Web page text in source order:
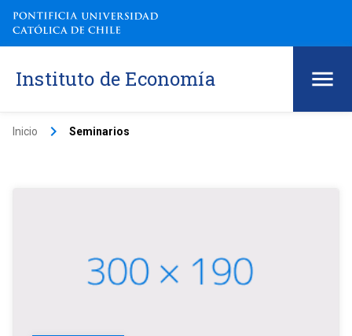
Instituto de Economía
Inicio keyboard_arrow_right Seminarios